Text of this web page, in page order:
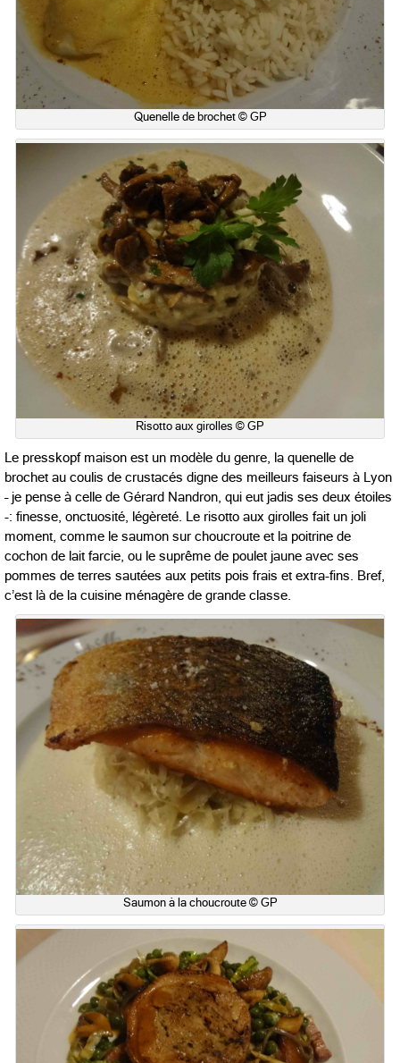
Quenelle de brochet © GP
Risotto aux girolles © GP
Le presskopf maison est un modèle du genre, la quenelle de
brochet au coulis de crustacés digne des meilleurs faiseurs à Lyon
– je pense à celle de Gérard Nandron, qui eut jadis ses deux étoiles
-: finesse, onctuosité, légèreté. Le risotto aux girolles fait un joli
moment, comme le saumon sur choucroute et la poitrine de
cochon de lait farcie, ou le suprême de poulet jaune avec ses
pommes de terres sautées aux petits pois frais et extra-fins. Bref,
c’est là de la cuisine ménagère de grande classe.
Saumon à la choucroute © GP